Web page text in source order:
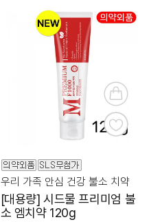
우리 가족 안심 건강 불소 치약
[대용량] 시드물 프리미엄 불
소 엠치약 120g